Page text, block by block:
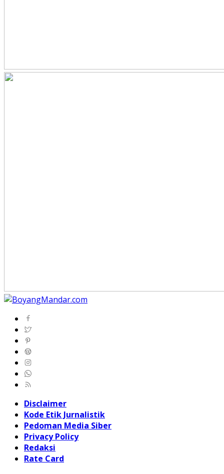
Disclaimer
Kode Etik Jurnalistik
Pedoman Media Siber
Privacy Policy
Redaksi
Rate Card